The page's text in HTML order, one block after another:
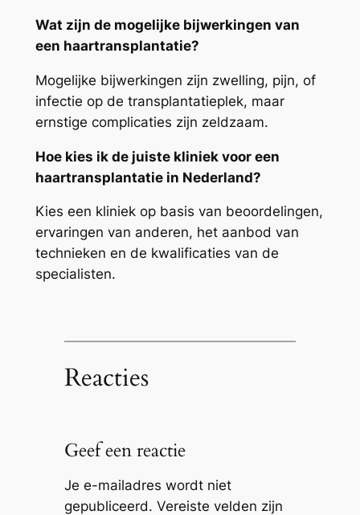
Wat zijn de mogelijke bijwerkingen van
een haartransplantatie?
Mogelijke bijwerkingen zijn zwelling, pijn, of
infectie op de transplantatieplek, maar
ernstige complicaties zijn zeldzaam.
Hoe kies ik de juiste kliniek voor een
haartransplantatie in Nederland?
Kies een kliniek op basis van beoordelingen,
ervaringen van anderen, het aanbod van
technieken en de kwalificaties van de
specialisten.
Reacties
Geef een reactie
Je e-mailadres wordt niet
gepubliceerd. Vereiste velden zijn